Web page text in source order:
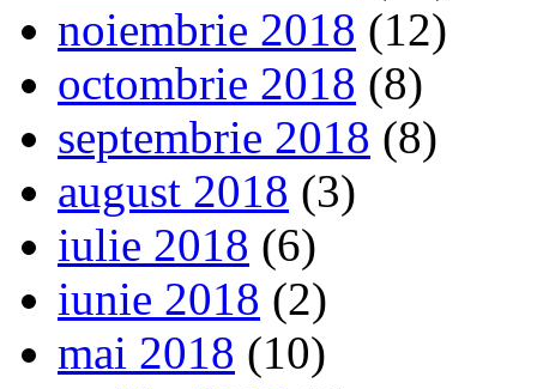
noiembrie 2018 (12)
octombrie 2018 (8)
septembrie 2018 (8)
august 2018 (3)
iulie 2018 (6)
iunie 2018 (2)
mai 2018 (10)